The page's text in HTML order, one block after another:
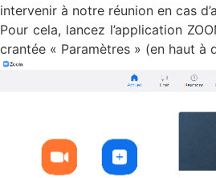
intervenir à notre réunion en cas
Pour cela, lancez l’application
crantée « Paramètres » (en haut à